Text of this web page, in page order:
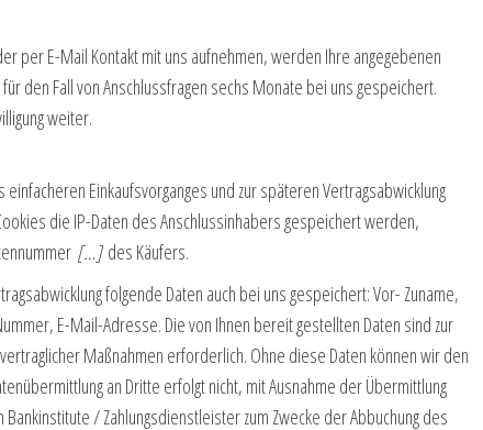
per E-Mail Kontakt mit uns aufnehmen, werden Ihre angegebenen
den Fall von Anschlussfragen sechs Monate bei uns gespeichert.
weiter.
Einkaufsvorganges und zur späteren Vertragsabwicklung
die IP-Daten des Anschlussinhabers gespeichert werden,
[…]des Käufers.
folgende Daten auch bei uns gespeichert: Vor- Zuname,
E-Mail-Adresse. Die von Ihnen bereit gestellten Daten sind zur
Maßnahmen erforderlich. Ohne diese Daten können wir den
an Dritte erfolgt nicht, mit Ausnahme der Übermittlung
/ Zahlungsdienstleister zum Zwecke der Abbuchung des